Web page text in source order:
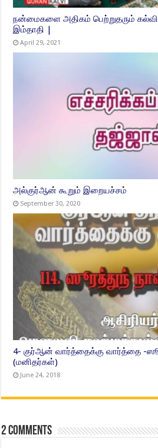
நன்மைகளை அதிகம் பெற்றுதரும்
இம்தாதி |
April 29, 2021
அல்குர்ஆன் கூறும் இறையச்சம்
September 30, 2020
4- குர்ஆன் வார்த்தைக்கு வார்த்தை -
(மனிதர்கள்)
June 24, 2018
2 comments